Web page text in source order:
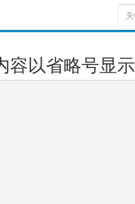
容以省略号显示